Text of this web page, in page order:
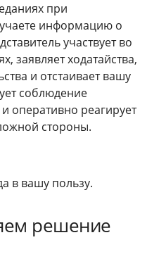
при
информацию о
участвует во
заявляет ходатайства,
и отстаивает вашу
соблюдение
оперативно реагирует
стороны.
в вашу пользу.
решение